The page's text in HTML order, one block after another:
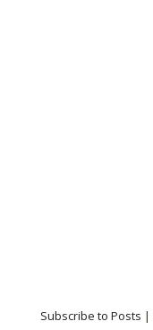
Subscribe to Posts |